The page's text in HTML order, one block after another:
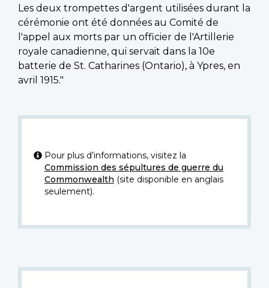
Les deux trompettes d'argent utilisées durant la
cérémonie ont été données au Comité de
l'appel aux morts par un officier de l'Artillerie
royale canadienne, qui servait dans la 10e
batterie de St. Catharines (Ontario), à Ypres, en
avril 1915."
Pour plus d’informations, visitez la
Commission des sépultures de guerre du
Commonwealth (site disponible en anglais
seulement).